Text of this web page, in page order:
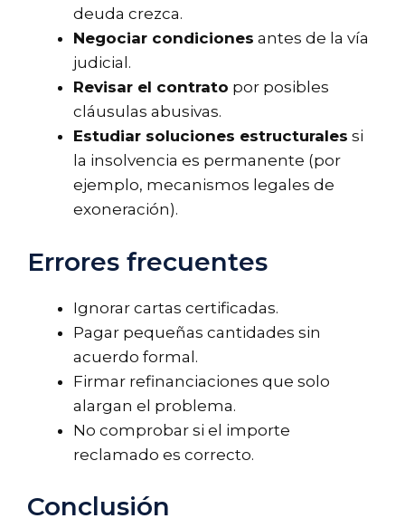
deuda crezca.
Negociar condiciones antes de la vía
judicial.
Revisar el contrato por posibles
cláusulas abusivas.
Estudiar soluciones estructurales si
la insolvencia es permanente (por
ejemplo, mecanismos legales de
exoneración).
Errores frecuentes
Ignorar cartas certificadas.
Pagar pequeñas cantidades sin
acuerdo formal.
Firmar refinanciaciones que solo
alargan el problema.
No comprobar si el importe
reclamado es correcto.
Conclusión